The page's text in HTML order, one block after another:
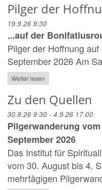
Pilger der
19.9.26 9:30
...auf der
Pilger der Hoffnung
September 2026 Am
Weiter lesen
Zu den Quellen
30.8.26 9:30 - 4.9.26 17:00
Pilgerwanderung
September 2026
Das Institut für
vom 30. August bis 4.
mehrtägigen